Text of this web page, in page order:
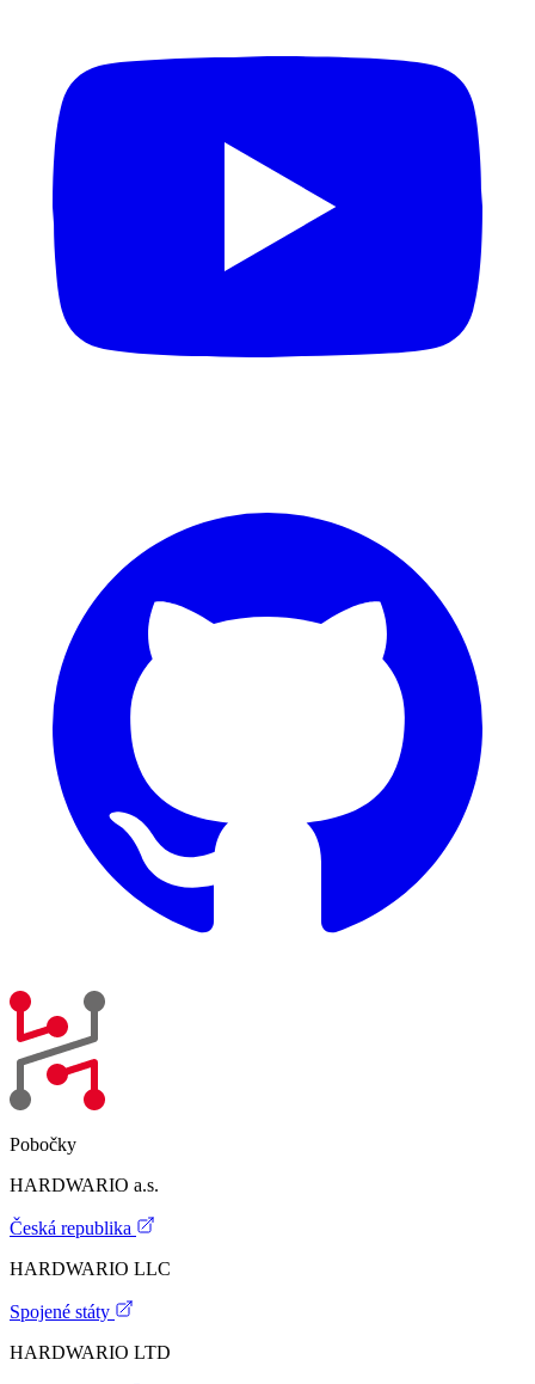
Pobočky
HARDWARIO a.s.
Česká republika
HARDWARIO LLC
Spojené státy
HARDWARIO LTD